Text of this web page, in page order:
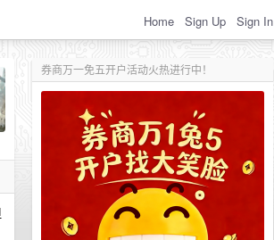
Home Sign Up Sign In
券商万一免五开户活动火热进行中！